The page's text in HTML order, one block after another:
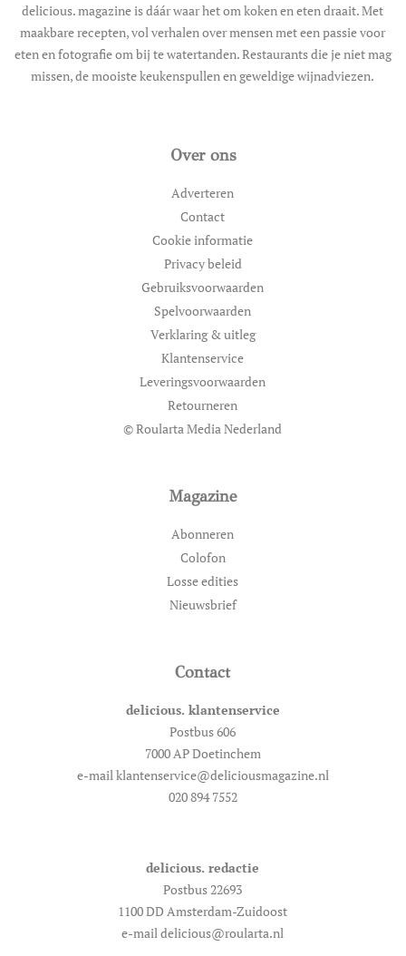
delicious. magazine is dáár waar het om koken en eten draait. Met
maakbare recepten, vol verhalen over mensen met een passie voor
eten en fotografie om bij te watertanden. Restaurants die je niet mag
missen, de mooiste keukenspullen en geweldige wijnadviezen.
Over ons
Adverteren
Contact
Cookie informatie
Privacy beleid
Gebruiksvoorwaarden
Spelvoorwaarden
Verklaring & uitleg
Klantenservice
Leveringsvoorwaarden
Retourneren
© Roularta Media Nederland
Magazine
Abonneren
Colofon
Losse edities
Nieuwsbrief
Contact
delicious. klantenservice
Postbus 606
7000 AP Doetinchem
e-mail klantenservice@deliciousmagazine.nl
020 894 7552
delicious. redactie
Postbus 22693
1100 DD Amsterdam-Zuidoost
e-mail delicious@roularta.nl